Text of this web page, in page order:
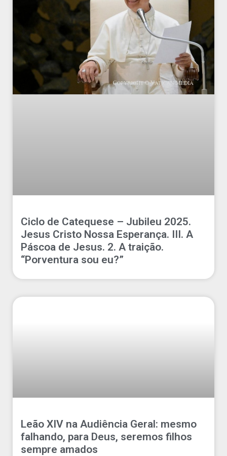
Ciclo de Catequese – Jubileu 2025.
Jesus Cristo Nossa Esperança. III. A
Páscoa de Jesus. 2. A traição.
“Porventura sou eu?”
Leão XIV na Audiência Geral: mesmo
falhando, para Deus, seremos filhos
sempre amados